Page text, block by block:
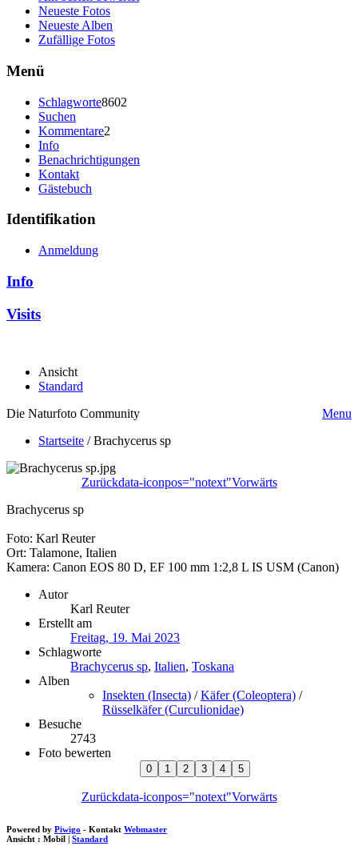
Neueste Fotos
Neueste Alben
Zufällige Fotos
Menü
Schlagworte8602
Suchen
Kommentare2
Info
Benachrichtigungen
Kontakt
Gästebuch
Identifikation
Anmeldung
Info
Visits
Ansicht
Standard
Die Naturfoto Community
Menu
Startseite /Brachycerus sp
Zurückdata-iconpos="notext"Vorwärts
Brachycerus sp
Foto: Karl Reuter
Ort: Talamone, Italien
Kamera: Canon EOS 80 D, EF 100 mm 1:2,8 L IS USM (Canon)
Autor
Karl Reuter
Erstellt am
Freitag, 19. Mai 2023
Schlagworte
Brachycerus sp, Italien, Toskana
Alben
Insekten (Insecta) /Käfer (Coleoptera) /
Rüsselkäfer (Curculionidae)
Besuche
2743
Foto bewerten
Zurückdata-iconpos="notext"Vorwärts
Powered by Piwigo - Kontakt Webmaster
Ansicht : Mobil Standard